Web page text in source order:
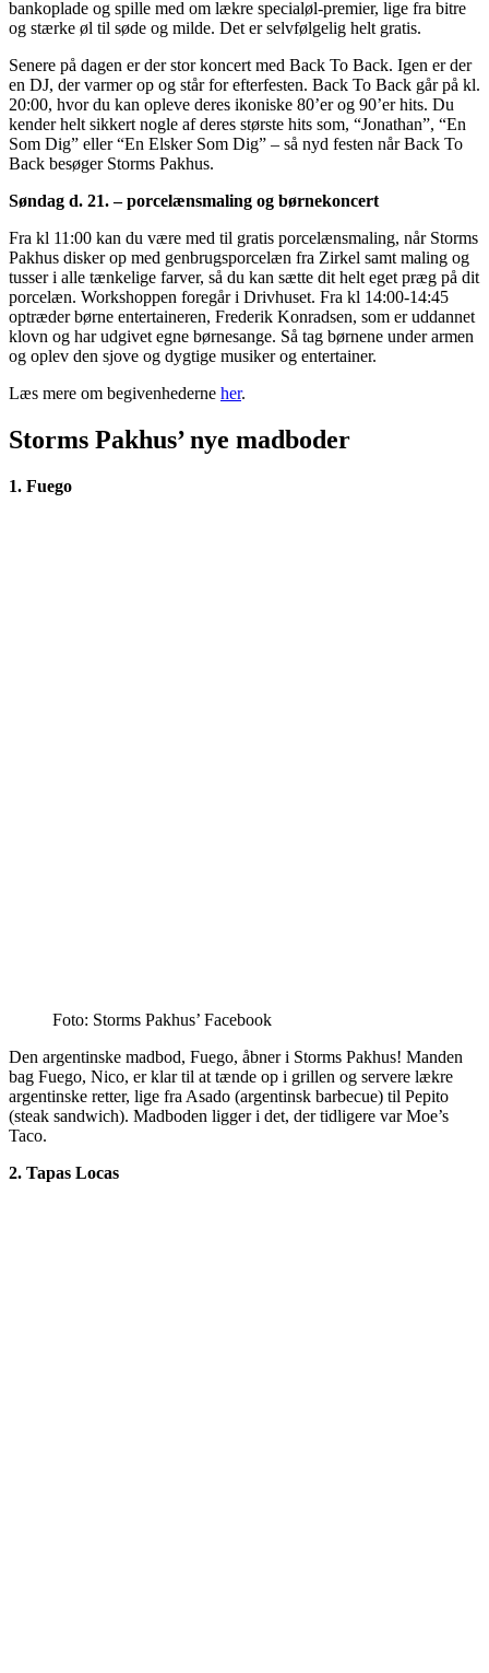
bankoplade og spille med om lækre specialøl-premier, lige fra bitre
og stærke øl til søde og milde. Det er selvfølgelig helt gratis.
Senere på dagen er der stor koncert med Back To Back. Igen er der
en DJ, der varmer op og står for efterfesten. Back To Back går på kl.
20:00, hvor du kan opleve deres ikoniske 80’er og 90’er hits. Du
kender helt sikkert nogle af deres største hits som, “Jonathan”, “En
Som Dig” eller “En Elsker Som Dig” – så nyd festen når Back To
Back besøger Storms Pakhus.
Søndag d. 21. – porcelænsmaling og børnekoncert
Fra kl 11:00 kan du være med til gratis porcelænsmaling, når Storms
Pakhus disker op med genbrugsporcelæn fra Zirkel samt maling og
tusser i alle tænkelige farver, så du kan sætte dit helt eget præg på dit
porcelæn. Workshoppen foregår i Drivhuset. Fra kl 14:00-14:45
optræder børne entertaineren, Frederik Konradsen, som er uddannet
klovn og har udgivet egne børnesange. Så tag børnene under armen
og oplev den sjove og dygtige musiker og entertainer.
Læs mere om begivenhederne her.
Storms Pakhus’ nye madboder
1. Fuego
Foto: Storms Pakhus’ Facebook
Den argentinske madbod, Fuego, åbner i Storms Pakhus! Manden
bag Fuego, Nico, er klar til at tænde op i grillen og servere lækre
argentinske retter, lige fra Asado (argentinsk barbecue) til Pepito
(steak sandwich). Madboden ligger i det, der tidligere var Moe’s
Taco.
2. Tapas Locas